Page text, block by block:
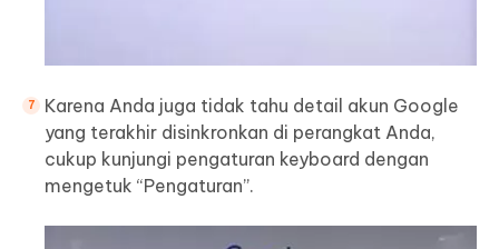
Karena Anda juga tidak tahu detail akun Google
yang terakhir disinkronkan di perangkat Anda,
cukup kunjungi pengaturan keyboard dengan
mengetuk “Pengaturan”.